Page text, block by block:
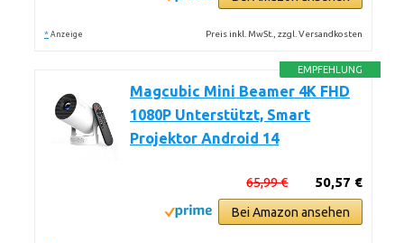
* Anzeige Preis inkl. MwSt., zzgl. Versandkosten
EMPFEHLUNG
Magcubic Mini Beamer 4K FHD
1080P Unterstützt, Smart
Projektor Android 14
50,57 €
65,99 €
Bei Amazon ansehen